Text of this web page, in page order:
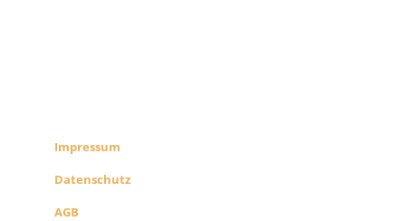
Impressum
Datenschutz
AGB